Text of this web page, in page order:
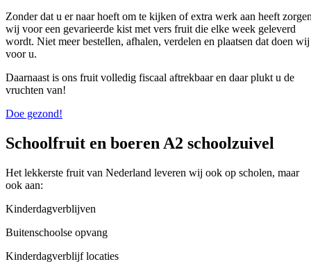
Zonder dat u er naar hoeft om te kijken of extra werk aan heeft
wij voor een gevarieerde kist met vers fruit die elke week geleverd
wordt. Niet meer bestellen, afhalen, verdelen en plaatsen dat doen wij
voor u.
Daarnaast is ons fruit volledig fiscaal aftrekbaar en daar plukt u de
vruchten van!
Doe gezond!
Schoolfruit en boeren A2 schoolzuivel
Het lekkerste fruit van Nederland leveren wij ook op scholen, maar
ook aan:
Kinderdagverblijven
Buitenschoolse opvang
Kinderdagverblijf locaties